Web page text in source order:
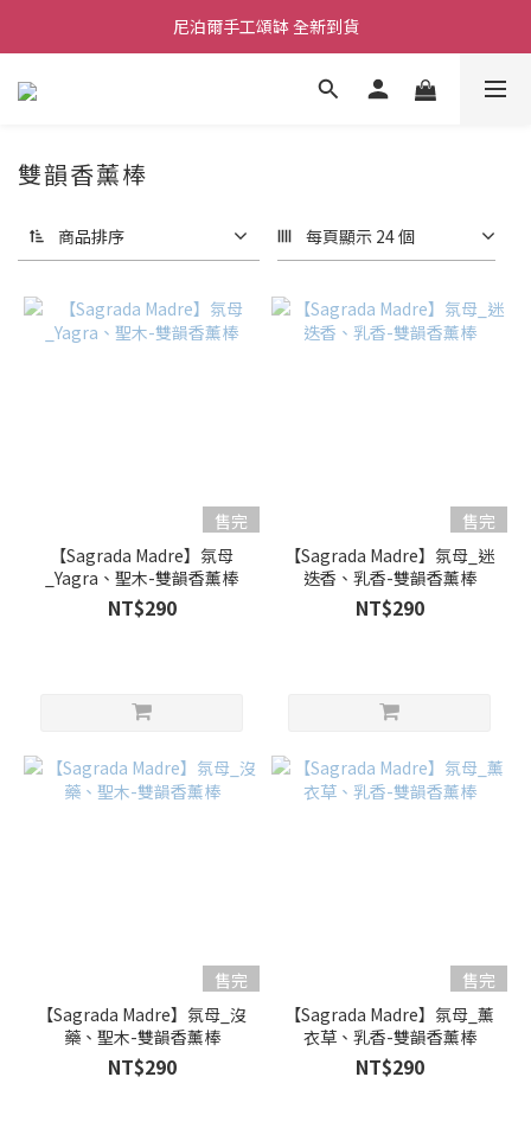
舒壓熱敷枕 全新到貨
尼泊爾手工頌缽 全新到貨
2026  春夏服飾 全新系列到貨
雙韻香薰棒
商品排序 每頁顯示 24 個
售完
【Sagrada Madre】氛母
_Yagra、聖木-雙韻香薰棒
NT$290
售完
【Sagrada Madre】氛母_迷
迭香、乳香-雙韻香薰棒
NT$290
售完
【Sagrada Madre】氛母_沒
藥、聖木-雙韻香薰棒
NT$290
售完
【Sagrada Madre】氛母_薰
衣草、乳香-雙韻香薰棒
NT$290